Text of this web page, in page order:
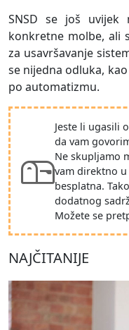
SNSD se još uvijek
konkretne molbe, ali
za usavršavanje
se nijedna odluka,
po automatizmu.
Jeste li ugasili
da vam
Ne skupljamo
vam direktno
besplatna.
dodatnog
Možete se
NAJČITANIJE